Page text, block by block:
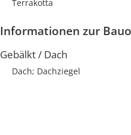
Terrakotta
Informationen zur
Gebälkt / Dach
Dach; Dachziegel